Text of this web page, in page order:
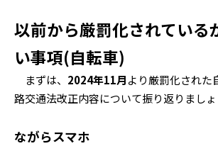
以前から厳罰化されている
い事項(自転車)
まずは、 2024年11月より厳罰化された
路交通法改正内容について振り返りましょ
ながらスマホ